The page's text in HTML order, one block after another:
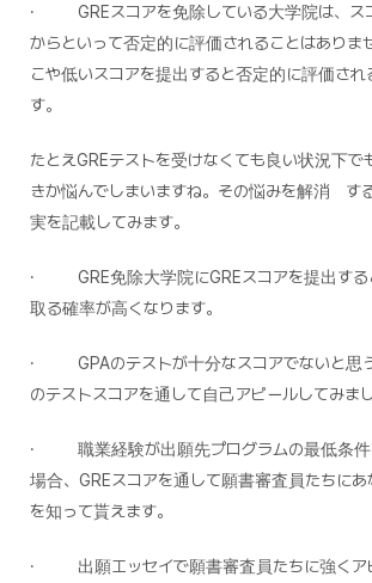
· GREスコアを免除している大学院は、ス
からといって否定的に評価されることはありま
こや低いスコアを提出すると否定的に評価され
す。
たとえGREテストを受けなくても良い状況下で
きか悩んでしまいますね。その悩みを解消 す
実を記載してみます。
· GRE免除大学院にGREスコアを提出する
取る確率が高くなります。
· GPAのテストが十分なスコアでないと思
のテストスコアを通して自己アピールしてみまし
· 職業経験が出願先プログラムの最低条件
場合、GREスコアを通して願書審査員たちに
を知って貰えます。
· 出願エッセイで願書審査員たちに強くア